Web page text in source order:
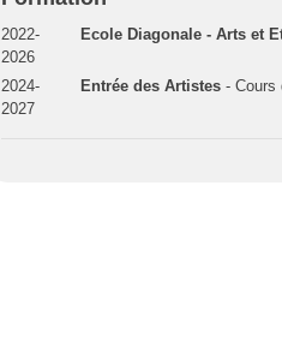
2022-
2026
Ecole Diagonale - Arts et
2024-
2027
Entrée des Artistes - Cours